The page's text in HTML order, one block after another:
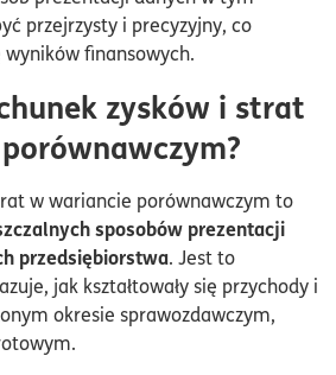
przejrzysty i precyzyjny, co
finansowych.
zysków i strat
w wariancie porównawczym to
sposobów prezentacji
przedsiębiorstwa. Jest to
jak kształtowały się przychody i
okresie sprawozdawczym,